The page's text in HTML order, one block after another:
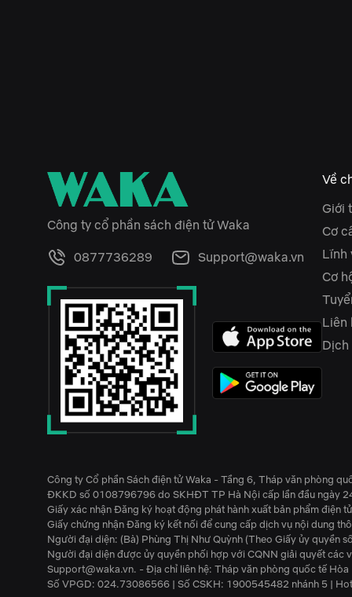
Công ty cổ phần sách điện tử Waka
0877736289 Support@waka.vn
Về
Giới
Cơ
Lĩnh
Cơ
Liên
Dịch
Công ty Cổ phần Sách điện tử Waka - Tầng 6, Tháp văn phòng
ĐKKD số 0108796796 do SKHĐT TP Hà Nội cấp lần đầu ngày
Giấy xác nhận Đăng ký hoạt động phát hành xuất bản phẩm
Giấy chứng nhận Đăng ký kết nối để cung cấp dịch vụ nội dung
Người đại diện: (Bà) Phùng Thị Như Quỳnh (Theo Giấy ủy
Người đại diện được ủy quyền phối hợp với CQNN giải quyết các
Support@waka.vn. - Địa chỉ liên hệ: Tháp văn phòng quốc tế
Số VPGD: 024.73086566 | Số CSKH: 1900545482 nhánh 5 |